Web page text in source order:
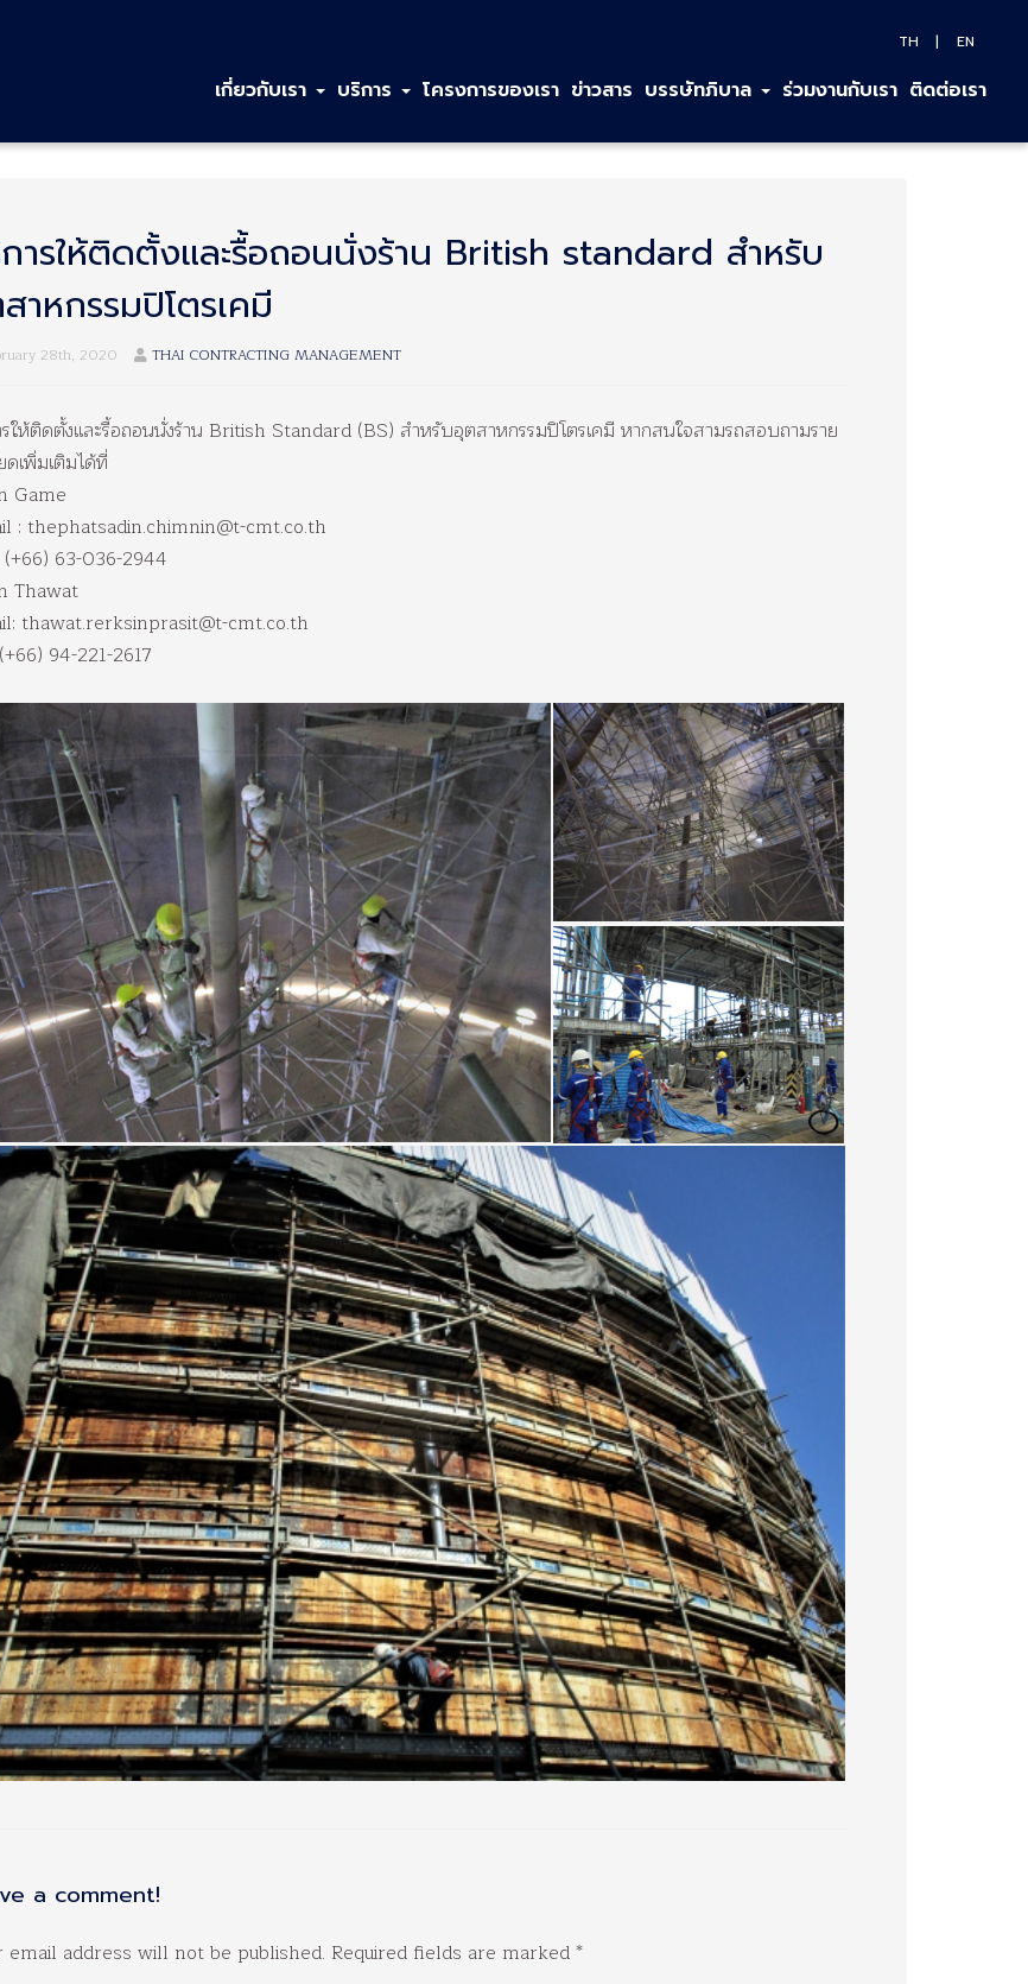
TH EN
เกี่ยวกับเรา บริการ โครงการของเรา ข่าวสาร บรรษัทภิบาล ร่วมงานกับเรา ติดต่อเรา
ารให้ติดตั้งและรื้อถอนนั่งร้าน British standard สำหรับ
าหกรรมปิโตรเคมี
28th, 2020 THAI CONTRACTING MANAGEMENT
ให้ติดตั้งและรื้อถอนนั่งร้าน British Standard (BS) สำหรับอุตสาหกรรมปิโตรเคมี หากสนใจสามรถสอบถามราย
ดเพิ่มเติมได้ที่
Game
: thephatsadin.chimnin@t-cmt.co.th
63-036-2944
Thawat
thawat.rerksinprasit@t-cmt.co.th
94-221-2617
a comment!
email address will not be published. Required fields are marked*